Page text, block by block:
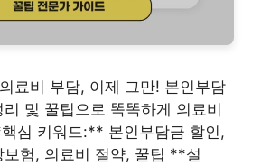
료비 부담, 이제 그만! 본인부담
및 꿀팁으로 똑똑하게 의료비
심 키워드:** 본인부담금 할인,
보험, 의료비 절약, 꿀팁 **설